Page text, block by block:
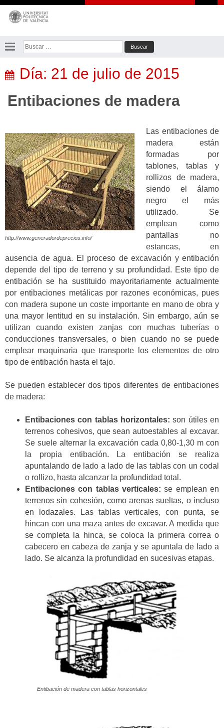
Saltar
contenido
Buscar:
Día: 21 de julio de 2015
Entibaciones de madera
http://www.generadordeprecios.info/
Las entibaciones de
madera están
formadas por
tablones, tablas y
rollizos de madera,
siendo el álamo
negro el más
utilizado. Se
emplean como
pantallas no
estancas, en
ausencia de agua. El proceso de excavación y entibación
depende del tipo de terreno y su profundidad. Este tipo de
entibación se ha sustituido mayoritariamente actualmente
por entibaciones metálicas por razones económicas, pues
con madera supone un coste importante en mano de obra y
una mayor lentitud en su instalación. Sin embargo, aún se
utilizan cuando existen zanjas con muchas tuberías o
conducciones transversales, o bien cuando no se puede
emplear maquinaria que transporte los elementos de otro
tipo de entibación hasta el tajo.
Se pueden establecer dos tipos diferentes de entibaciones
de madera:
Entibaciones con tablas horizontales: son útiles en
terrenos cohesivos, que sean autoestables al excavar.
Se suele alternar la excavación cada 0,80-1,30 m con
la propia entibación. La entibación se realiza
apuntalando de lado a lado de las tablas con un codal
o rollizo, hasta alcanzar la profundidad total.
Entibaciones con tablas verticales: se emplean en
terrenos sin cohesión, como arenas sueltas, o incluso
en lodazales. Las tablas verticales, con punta, se
hincan con una maza antes de excavar. A medida que
se completa la hinca, se coloca la primera correa o
cabecero en cabeza de zanja y se apuntala de lado a
lado. Se alcanza la profundidad en sucesivas etapas.
Entibación de madera con tablas horizontales